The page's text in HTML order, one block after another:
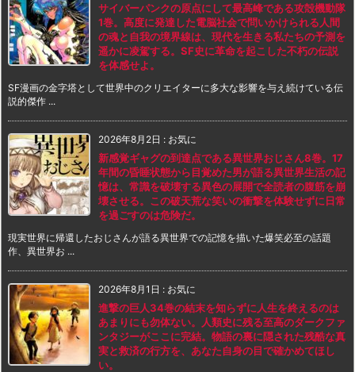
サイバーパンクの原点にして最高峰である攻殻機動隊
1巻。高度に発達した電脳社会で問いかけられる人間
の魂と自我の境界線は、現代を生きる私たちの予測を
遥かに凌駕する。SF史に革命を起こした不朽の伝説
を体感せよ。
SF漫画の金字塔として世界中のクリエイターに多大な影響を与え続けている伝
説的傑作 ...
2026年8月2日 : お気に
新感覚ギャグの到達点である異世界おじさん8巻。17
年間の昏睡状態から目覚めた男が語る異世界生活の記
憶は、常識を破壊する異色の展開で全読者の腹筋を崩
壊させる。この破天荒な笑いの衝撃を体験せずに日常
を過ごすのは危険だ。
現実世界に帰還したおじさんが語る異世界での記憶を描いた爆笑必至の話題
作、異世界お ...
2026年8月1日 : お気に
進撃の巨人34巻の結末を知らずに人生を終えるのは
あまりにも勿体ない。人類史に残る至高のダークファ
ンタジーがここに完結。物語の裏に隠された残酷な真
実と救済の行方を、あなた自身の目で確かめてほし
い。